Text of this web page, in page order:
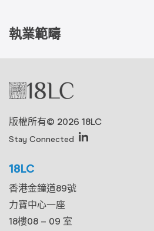
執業範疇
版權所有© 2026 18LC
Stay Connected
18LC
香港金鐘道89號
力寶中心一座
18樓08 – 09 室